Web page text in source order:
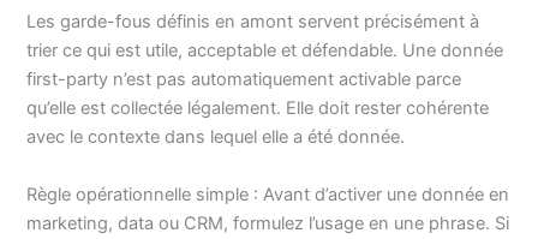
Les garde-fous définis en amont servent précisément à
trier ce qui est utile, acceptable et défendable. Une donnée
first-party n’est pas automatiquement activable parce
qu’elle est collectée légalement. Elle doit rester cohérente
avec le contexte dans lequel elle a été donnée.
Règle opérationnelle simple : Avant d’activer une donnée en
marketing, data ou CRM, formulez l’usage en une phrase. Si